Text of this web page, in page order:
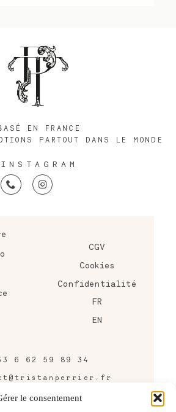
le consentement
6 62 59 89 34
CGV
Cookies
Confidentialité
FR
EN
Raymond Bordier,
EN FRANCE
PARTOUT DANS LE MONDE
INSTAGRAM